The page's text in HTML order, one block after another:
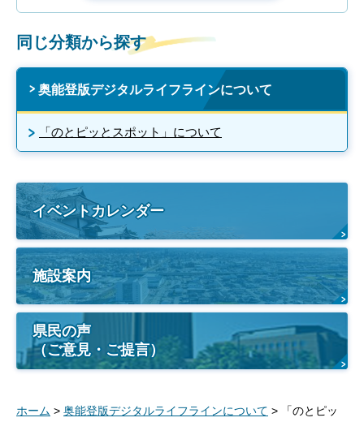
同じ分類から探す
奥能登版デジタルライフラインについて
「のとピッとスポット」について
イベントカレンダー
施設案内
県民の声
（ご意見・ご提言）
ホーム > 奥能登版デジタルライフラインについて > 「のとピッ